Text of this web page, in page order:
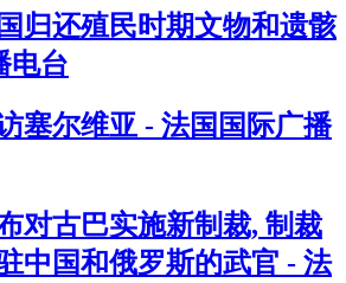
归还殖民时期文物和遗骸
电台
塞尔维亚 - 法国国际广播
对古巴实施新制裁, 制裁
中国和俄罗斯的武官 - 法